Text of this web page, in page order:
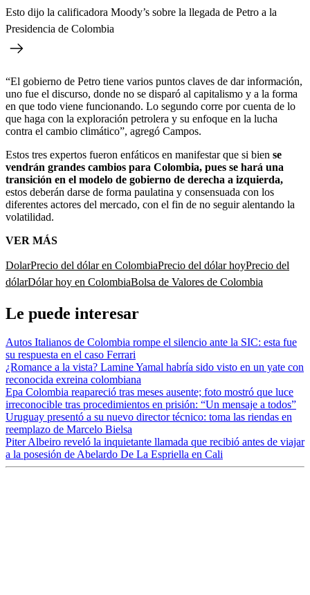
Esto dijo la calificadora Moody’s sobre la llegada de Petro a la
Presidencia de Colombia
“El gobierno de Petro tiene varios puntos claves de dar información,
uno fue el discurso, donde no se disparó al capitalismo y a la forma
en que todo viene funcionando. Lo segundo corre por cuenta de lo
que haga con la exploración petrolera y su enfoque en la lucha
contra el cambio climático”, agregó Campos.
Estos tres expertos fueron enfáticos en manifestar que si bien se
vendrán grandes cambios para Colombia, pues se hará una
transición en el modelo de gobierno de derecha a izquierda,
estos deberán darse de forma paulatina y consensuada con los
diferentes actores del mercado, con el fin de no seguir alentando la
volatilidad.
VER MÁS
DolarPrecio del dólar en ColombiaPrecio del dólar hoyPrecio del
dólarDólar hoy en ColombiaBolsa de Valores de Colombia
Le puede interesar
Autos Italianos de Colombia rompe el silencio ante la SIC: esta fue
su respuesta en el caso Ferrari
¿Romance a la vista? Lamine Yamal habría sido visto en un yate con
reconocida exreina colombiana
Epa Colombia reapareció tras meses ausente; foto mostró que luce
irreconocible tras procedimientos en prisión: “Un mensaje a todos”
Uruguay presentó a su nuevo director técnico: toma las riendas en
reemplazo de Marcelo Bielsa
Piter Albeiro reveló la inquietante llamada que recibió antes de viajar
a la posesión de Abelardo De La Espriella en Cali